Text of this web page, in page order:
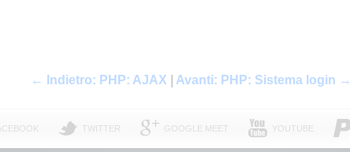
← Indietro: PHP: AJAX Avanti: PHP: Sistema login →
TWITTER GOOGLE MEET YOUTUBE